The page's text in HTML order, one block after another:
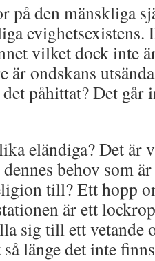
på den mänskliga
evighetsexistens.
vilket dock inte
är ondskans
påhittat? Det går
eländiga? Det är
behov som
till? Ett hopp
är ett
sig till ett vetande
länge det inte